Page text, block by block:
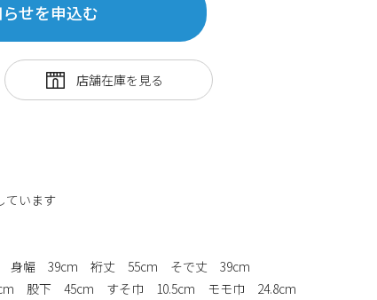
せを申込む
ています
身幅 39cm 裄丈 55cm そで丈 39cm
股下 45cm すそ巾 10.5cm モモ巾 24.8cm